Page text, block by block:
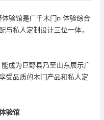
体验馆是广千木门n 体验综合
与私人定制设计三位一体，
成为巨野县乃至山东展示广
受品质的木门产品和私人定
验馆